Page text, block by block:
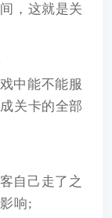
，这就是关
中能不能服
关卡的全部
自己走了之
响;